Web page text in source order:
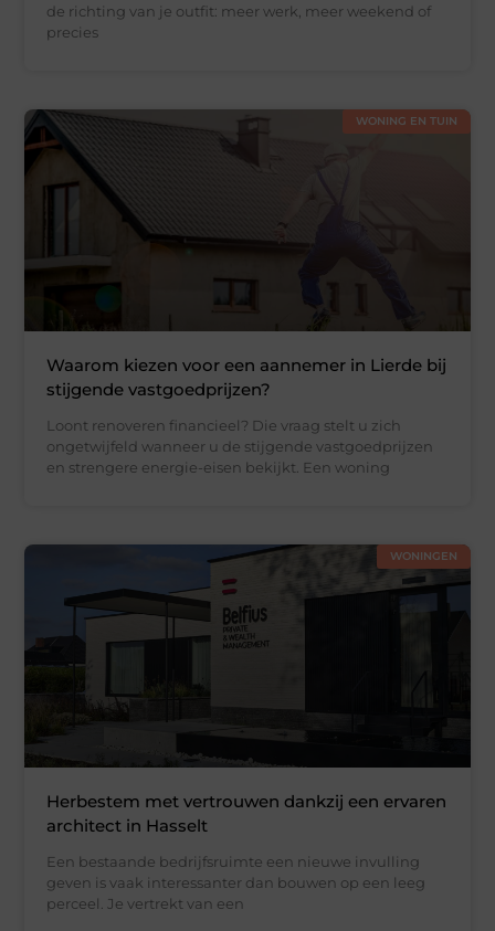
de richting van je outfit: meer werk, meer weekend of
precies
WONING EN TUIN
Waarom kiezen voor een aannemer in Lierde bij
stijgende vastgoedprijzen?
Loont renoveren financieel? Die vraag stelt u zich
ongetwijfeld wanneer u de stijgende vastgoedprijzen
en strengere energie-eisen bekijkt. Een woning
WONINGEN
Herbestem met vertrouwen dankzij een ervaren
architect in Hasselt
Een bestaande bedrijfsruimte een nieuwe invulling
geven is vaak interessanter dan bouwen op een leeg
perceel. Je vertrekt van een